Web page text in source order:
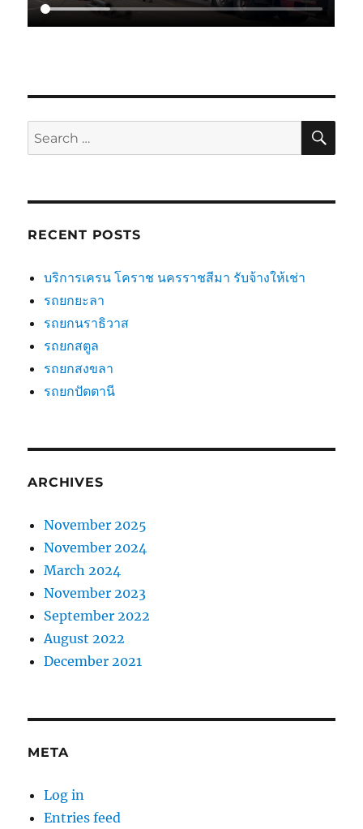
Search
for:
RECENT POSTS
บริการเครน โคราช นครราชสีมา รับจ้างให้เช่า
รถยกยะลา
รถยกนราธิวาส
รถยกสตูล
รถยกสงขลา
รถยกปัตตานี
ARCHIVES
November 2025
November 2024
March 2024
November 2023
September 2022
August 2022
December 2021
META
Log in
Entries feed